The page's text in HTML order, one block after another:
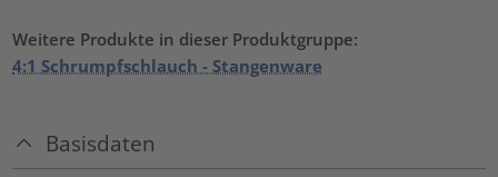
Weitere Produkte in dieser Produktgruppe:
4:1 Schrumpfschlauch - Stangenware
Basisdaten